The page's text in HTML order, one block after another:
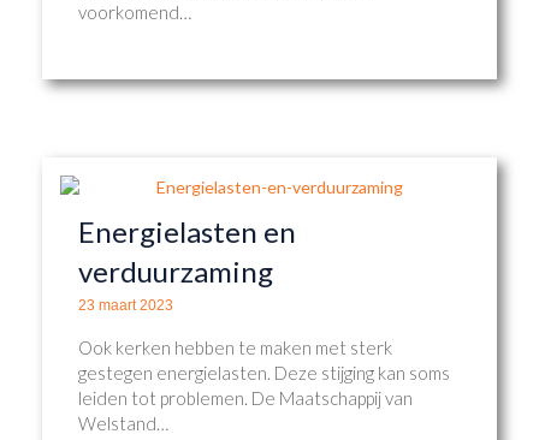
voorkomend…
Energielasten en
verduurzaming
23 maart 2023
Ook kerken hebben te maken met sterk
gestegen energielasten. Deze stijging kan soms
leiden tot problemen. De Maatschappij van
Welstand…